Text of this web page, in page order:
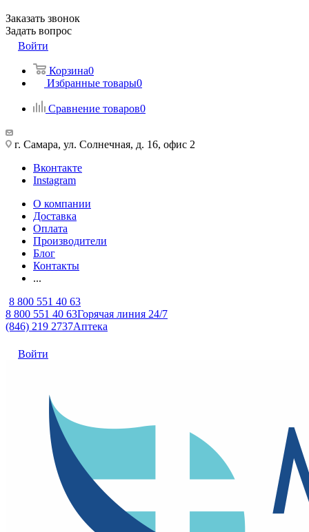
Заказать звонок
Задать вопрос
Войти
Корзина0
Избранные товары0
Сравнение товаров0
г. Самара, ул. Солнечная, д. 16, офис 2
Вконтакте
Instagram
О компании
Доставка
Оплата
Производители
Блог
Контакты
...
8 800 551 40 63
8 800 551 40 63Горячая линия 24/7
(846) 219 2737Аптека
Войти